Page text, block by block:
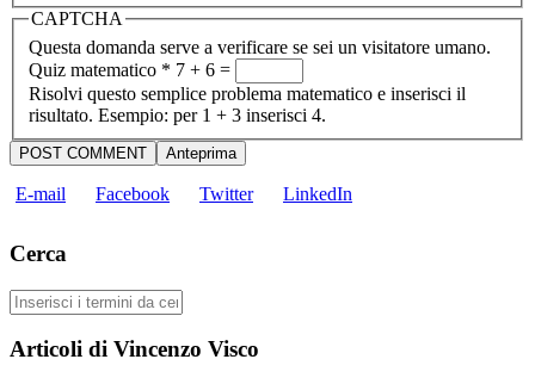
CAPTCHA
Questa domanda serve a verificare se sei un visitatore umano.
Quiz matematico * 7 + 6 =
Risolvi questo semplice problema matematico e inserisci il
risultato. Esempio: per 1 + 3 inserisci 4.
E-mail Facebook Twitter LinkedIn
Cerca
Cerca
Articoli di Vincenzo Visco